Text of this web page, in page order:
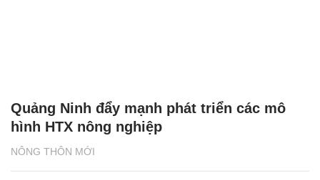
NÔNG THÔN MỚI
Quảng Ninh đẩy mạnh phát triển các mô
hình HTX nông nghiệp